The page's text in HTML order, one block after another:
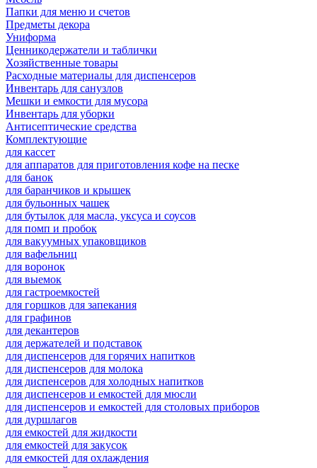
Папки для меню и счетов
Предметы декора
Униформа
Ценникодержатели и таблички
Хозяйственные товары
Расходные материалы для диспенсеров
Инвентарь для санузлов
Мешки и емкости для мусора
Инвентарь для уборки
Антисептические средства
Комплектующие
для кассет
для аппаратов для приготовления кофе на песке
для банок
для баранчиков и крышек
для бульонных чашек
для бутылок для масла, уксуса и соусов
для помп и пробок
для вакуумных упаковщиков
для вафельниц
для воронок
для выемок
для гастроемкостей
для горшков для запекания
для графинов
для декантеров
для держателей и подставок
для диспенсеров для горячих напитков
для диспенсеров для молока
для диспенсеров для холодных напитков
для диспенсеров и емкостей для мюсли
для диспенсеров и емкостей для столовых приборов
для дуршлагов
для емкостей для жидкости
для емкостей для закусок
для емкостей для охлаждения